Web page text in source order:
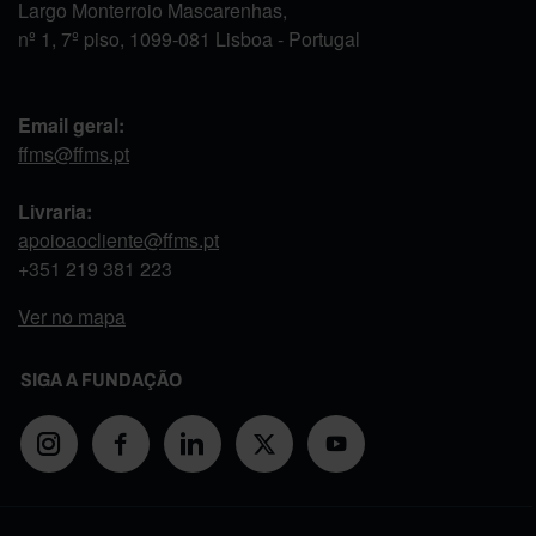
Largo Monterroio Mascarenhas,
nº 1, 7º piso, 1099-081 Lisboa - Portugal
Email geral:
ffms@ffms.pt
Livraria:
apoioaocliente@ffms.pt
+351 219 381 223
Ver no mapa
SIGA A FUNDAÇÃO